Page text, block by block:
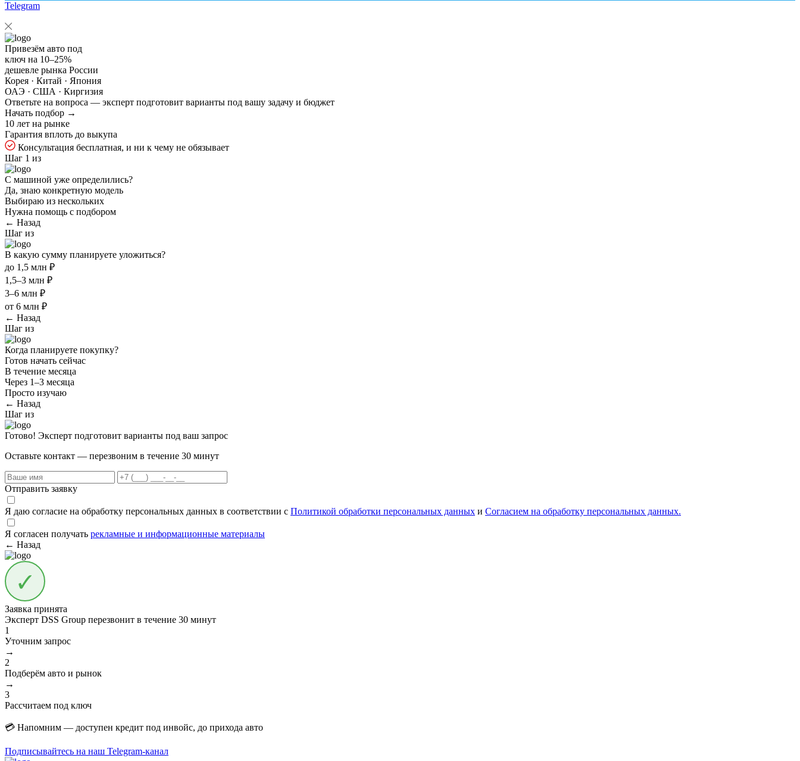
Telegram
Привезём авто под
ключ на 10–25%
дешевле рынка России
Корея · Китай · Япония
ОАЭ · США · Киргизия
Ответьте на вопроса — эксперт подготовит варианты под вашу задачу и бюджет
Начать подбор →
10 лет на рынке
Гарантия вплоть до выкупа
Консультация бесплатная, и ни к чему не обязывает
Шаг 1 из
С машиной уже определились?
Да, знаю конкретную модель
Выбираю из нескольких
Нужна помощь с подбором
← Назад
Шаг из
В какую сумму планируете уложиться?
до 1,5 млн ₽
1,5–3 млн ₽
3–6 млн ₽
от 6 млн ₽
← Назад
Шаг из
Когда планируете покупку?
Готов начать сейчас
В течение месяца
Через 1–3 месяца
Просто изучаю
← Назад
Шаг из
Готово! Эксперт подготовит варианты под ваш запрос
Оставьте контакт — перезвоним в течение 30 минут
Отправить заявку
Я даю согласие на обработку персональных данных в соответствии с Политикой обработки персональных данных и Согласием на обработку персональных данных.
Я согласен получать рекламные и информационные материалы
← Назад
Заявка принята
Эксперт DSS Group перезвонит в течение 30 минут
1
Уточним запрос
→
2
Подберём авто и рынок
→
3
Рассчитаем под ключ
💳 Напомним — доступен кредит под инвойс, до прихода авто
Подписывайтесь на наш Telegram-канал